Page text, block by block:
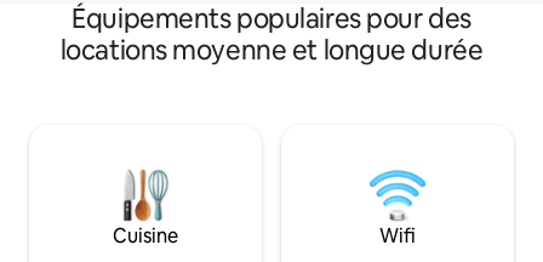
Équipements populaires pour des
locations moyenne et longue durée
Cuisine Wifi